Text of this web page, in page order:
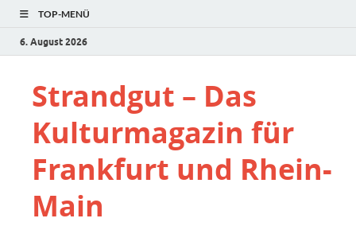
TOP-MENÜ
6. August 2026
Strandgut – Das
Kulturmagazin für
Frankfurt und Rhein-
Main